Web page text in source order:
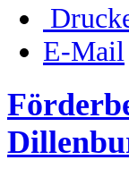
E-Mail